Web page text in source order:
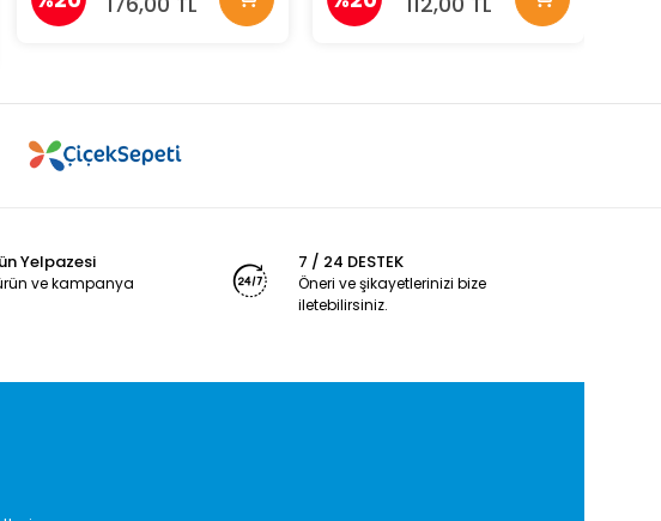
Yelpazesi
ve kampanya
7 / 24 DESTEK
Öneri ve şikayetlerinizi bize
iletebilirsiniz.